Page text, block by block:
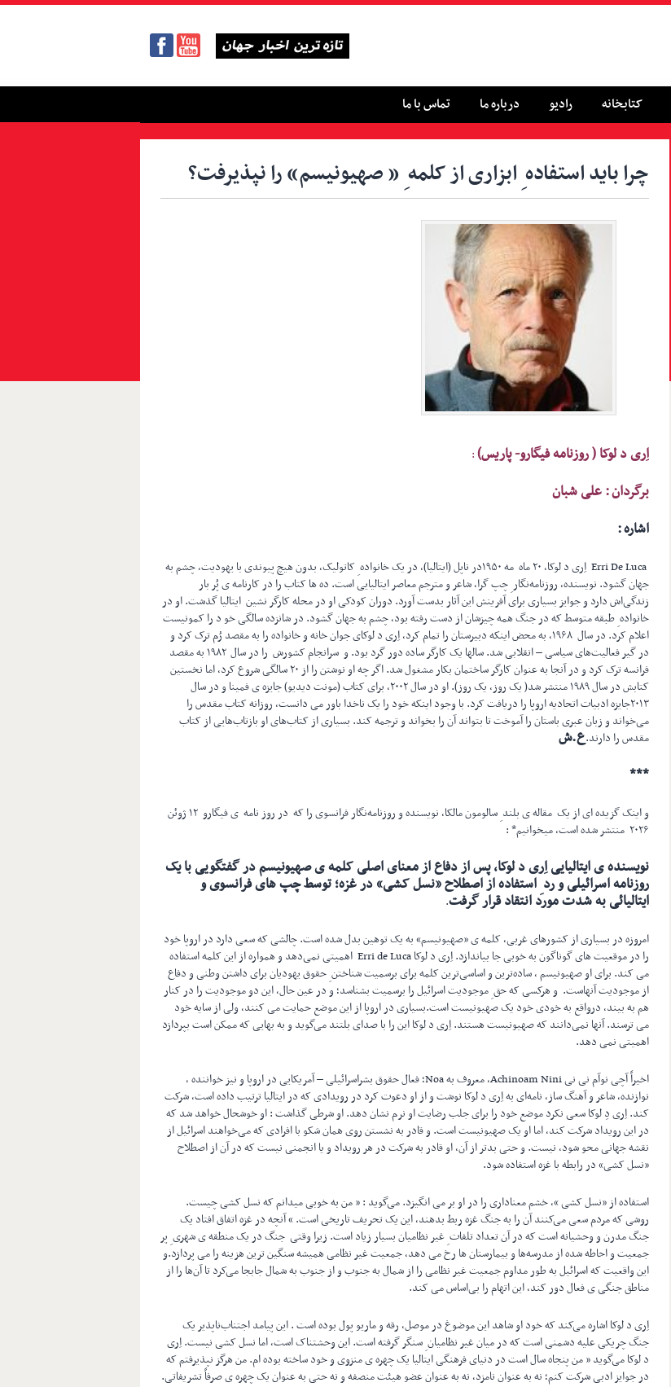
کتابخانه رادیو درباره ما تماس با ما
چرا باید استفاده ِ ابزاری از کلمه ِ « صهیونیسم» را نپذیرفت؟
اِری د لوکا ( روزنامه فیگارو- پاریس):
برگردان : علی شبان
اشاره :
Erri De Luca اِری د لوکا، ۲۰ ماه مه ۱۹۵۰در ناپل (ایتالیا)، در یک خانواده ِ کاتولیک، بدون هیچ پیوندی با یهودیت، چشم به
جهان گشود. نویسنده، روزنامه‌نگار ِ چپ گرا، شاعر و مترجم معاصر ایتالیایی است. ده ها کتاب را در کارنامه ی پُر بار
زندگی‌اش دارد و جوایز بسیاری برای آفرینش این آثار بدست آورد. دوران کودکی او در محله کارگر نشین ایتالیا گذشت. او در
خانواده‌ ِ طبقه متوسط که در جنگ همه چیزشان از دست رفته بود، چشم به جهان گشود. در شانزده سالگی خو د را کمونیست
اعلام کرد. در سال ۱۹۶۸، به محض اینکه دبیرستان را تمام کرد، اِری د لوکای جوان خانه و خانواده را به مقصد رُم ترک کرد و
در گیر فعالیت‌های سیاسی – انقلابی شد. سالها یک کارگر ساده دور گرد بود. و سرانجام کشورش را در سال ۱۹۸۲ به مقصد
فرانسه ترک کرد و در آنجا به عنوان کارگر ساختمان بکار مشغول شد. اگر چه او نوشتن را از ۲۰ سالگی شروع کرد، اما نخستین
کتابش در سال ۱۹۸۹ منتشر شد( یک روز، یک روز). او در سال ۲۰۰۲، برای کتاب (مونت دیدیو) جایزه ی فمینا و در سال
۲۰۱۳جایزه ادبیات اتحادیه اروپا را دریافت کرد. با وجود اینکه خود را یک ناخدا باور می دانست، روزانه کتاب مقدس را
می‌خواند و زبان عبری باستان را آموخت تا بتواند آن را بخواند و ترجمه کند. بسیاری از کتاب‌های او بازتاب‌هایی از کتاب
مقدس را دارند.ع.ش
***
و اینک گزیده ای از یک مقاله ی بلند ِ سالومون مالکا، نویسنده و روزنامه‌نگار فرانسوی را که در روز نامه ی فیگارو ۱۲ ژوئن
۲۰۲۶ منتشر شده است، میخوانیم* :
نویسنده ی ایتالیایی اِری د لوکا، پس از دفاع از معنای اصلی کلمه ی صهیونیسم در گفتگویی با یک
روزنامه اسرائیلی و رد ِ استفاده از اصطلاح «نسل کشی» در غزه؛ توسط چپ های فرانسوی و
ایتالیائی به شدت مورد انتقاد قرار گرفت.
امروزه در بسیاری از کشورهای غربی، کلمه ی «صهیونیسم» به یک توهین بدل شده است. چالشی که سعی دارد در اروپا خود
را در موقعیت های گوناگون به خوبی جا بیاندازد. اِری د لوکا Erri de Luca اهمیتی نمی‌دهد و همواره از این کلمه استفاده
می کند. برای او صهیونیسم ، ساده‌ترین و اساسی‌ترین کلمه برای برسمیت شناختن ِ حقوق یهودیان برای داشتن وطنی و دفاع
از موجودیت آنهاست. و هرکسی که حق ِ موجودیت اسرائیل را برسمیت بشناسد؛ و در عین حال، این دو موجودیت را در کنار
هم به بیند، در‌واقع به خودی خود یک صهیونیست است.بسیاری در اروپا از این موضع حمایت می کنند، ولی از سایه خود
می ترسند. آنها نمی‌دانند که صهیونیست هستند. اِری د لوکا این را با صدای بلتند می‌گوید و به بهایی که ممکن است بپردازد
اهمیتی نمی دهد.
اخیراً آچی نوآم نی نی Achinoam Nini، معروف به Noa؛ فعال حقوق بشراسرائیلی – آمریکایی در اروپا و نیز خواننده ،
نوازنده، شاعر و آهنگ ساز، نامه‌ای به اِری د لوکا نوشت و از او دعوت کرد در رویدادی که در ایتالیا ترتیب داده است، شرکت
کند. اِری دِ لوکا سعی نکرد موضع خود را برای جلب رضایت او نرم نشان دهد. او شرطی گذاشت : او خوشحال خواهد شد که
در این رویداد شرکت کند، اما او یک صهیونیست است. و قادر به نشستن روی همان سَکو با افرادی که می‌خواهند اسرائیل از
نقشه جهانی محو شود، نیست. و حتی بدتر از آن، او قادر به شرکت در هر رویداد و یا انجمنی نیست که در آن از اصطلاح
«نسل کشی» در رابطه با غزه استفاده شود.
استفاده از «نسل کشی »، خشم معناداری را در او بر می انگیزد. می‌گوید : « من به خوبی میدانم که نسل کشی چیست.
روشی که مردم سعی می‌کنند آن را به جنگ غزه ربط بدهند، این یک تحریف تاریخی است. » آنچه در غزه اتفاق افتاد یک
جنگ مدرن و وحشیانه است که در آن تعداد تلفات ِ غیر نظامیان بسیار زیاد است. زیرا وقتی جنگ در یک منطقه ی شهری ِ پر
جمعیت و احاطه شده از مدرسه‌ها و بیمارستان ها رخ می دهد، جمعیت غیر نظامی همیشه سنگین ترین هزینه را می پردازد.و
این واقعیت که اسرائیل به طور مداوم جمعیت غیر نظامی را از شمال به جنوب و از جنوب به شمال جابجا می‌کرد تا آن‌ها را از
مناطق جنگی ی فعال دور کند، این اتهام را بی‌اساس می کند.
اِری د لوکا اشاره می‌کند که خود او شاهد این موضوغ در موصل، رقه و ماریو پول بوده است . این پیامد اجتناب‌ناپذیر یک
جنگ چریکی علیه دشمنی است که در میان غیر نظامیان ِ سنگر گرفته است. این وحشتناک است، اما نسل کشی نیست. اِری
د لوکا می‌گوید « من پنجاه سال است در دنیای فرهنگی ایتالیا یک چهره ی منزوی و خود ساخته بوده ام. من هرگز نپذیرفتم که
در جوایز ادبی شرکت کنم؛ نه به عنوان نامزد، نه به عنوان عضو هیئت منصفه و نه حتی به عنوان یک چهره ی صرفاً تشریفاتی.